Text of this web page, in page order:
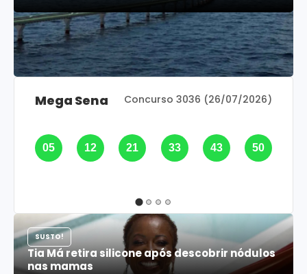
Mega Sena Concurso 3036 (26/07/2026)
05 12 21 33 43 50
SUSTO!
Tia Má retira silicone após descobrir nódulos
nas mamas